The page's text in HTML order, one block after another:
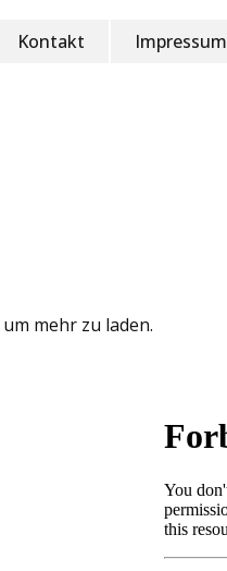
Kontakt Impressum
mehr zu laden.